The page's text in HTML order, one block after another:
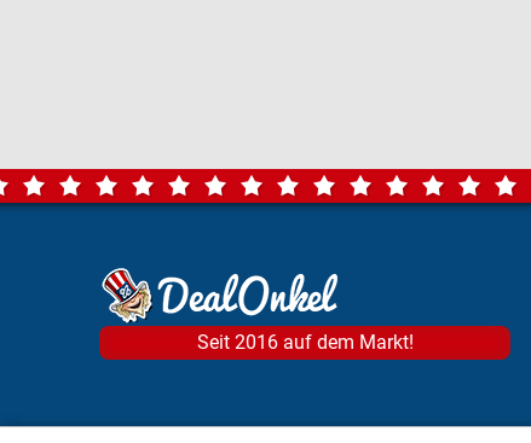
Seit 2016 auf dem Markt!